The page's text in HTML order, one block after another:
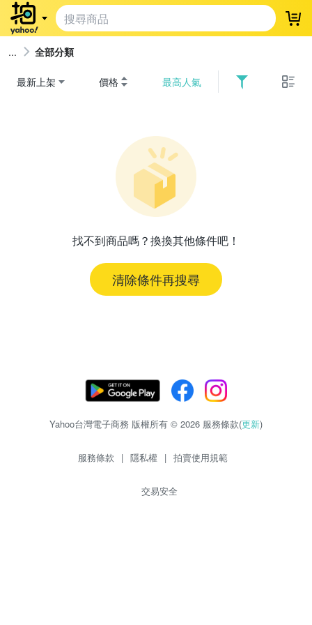
登
全部分類
最新上架 價格 最高人氣
找不到商品嗎？換換其他條件吧！
清除條件再搜尋
Yahoo台灣電子商務 版權所有 © 2026 服務條款(更新)
服務條款 | 隱私權 | 拍賣使用規範
交易安全